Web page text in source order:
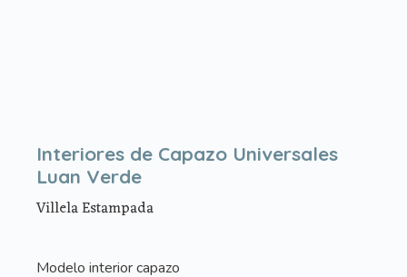
Interiores de Capazo Universales
Luan Verde
Villela Estampada
Modelo interior capazo